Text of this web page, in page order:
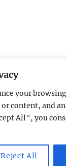
your
content, and
All", you
Reject All